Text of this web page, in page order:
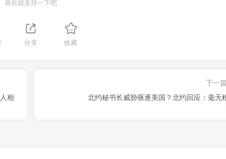
喜欢就支持一下吧
分享 收藏
相
下一篇
北约秘书长威胁驱逐美国？北约回应：毫无